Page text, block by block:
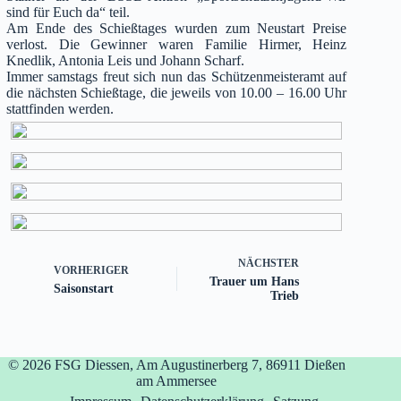
sind für Euch da“ teil.
Am Ende des Schießtages wurden zum Neustart Preise
verlost. Die Gewinner waren Familie Hirmer, Heinz
Knedlik, Antonia Leis und Johann Scharf.
Immer samstags freut sich nun das Schützenmeisteramt auf
die nächsten Schießtage, die jeweils von 10.00 – 16.00 Uhr
stattfinden werden.
VORHERIGER
Saisonstart
NÄCHSTER
Trauer um Hans
Trieb
© 2026 FSG Diessen, Am Augustinerberg 7, 86911 Dießen
am Ammersee